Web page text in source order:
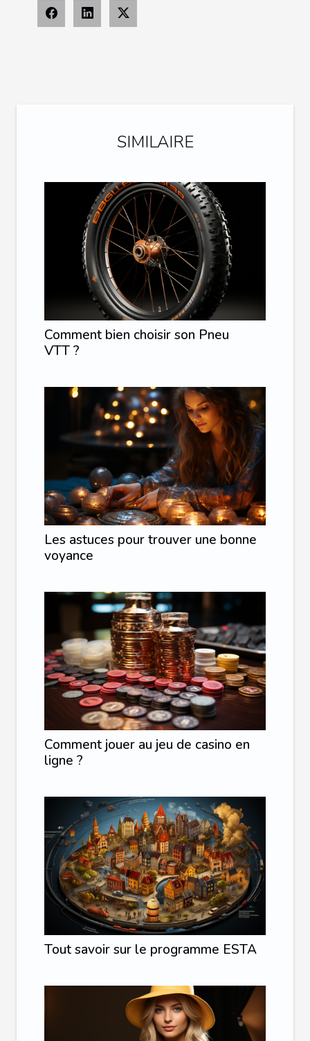
SIMILAIRE
Comment bien choisir son Pneu
VTT ?
Les astuces pour trouver une bonne
voyance
Comment jouer au jeu de casino en
ligne ?
Tout savoir sur le programme ESTA